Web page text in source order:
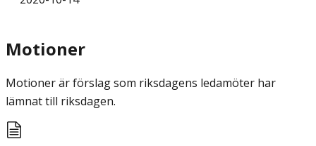
Motioner
Motioner är förslag som riksdagens ledamöter har
lämnat till riksdagen.